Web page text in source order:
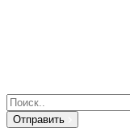
Search
for:
Отправить